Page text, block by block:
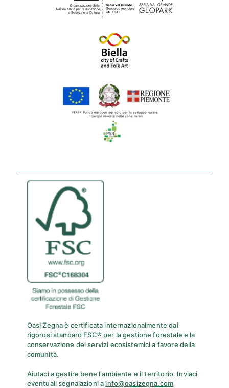
Oasi Zegna è certificata internazionalmente dai
rigorosi standard FSC® per la gestione forestale e la
conservazione dei servizi ecosistemici a favore della
comunità.
Aiutaci a gestire bene l'ambiente e il territorio. Inviaci
eventuali segnalazioni a info@oasizegna.com